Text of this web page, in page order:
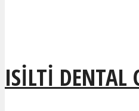
ISILTI DENTAL